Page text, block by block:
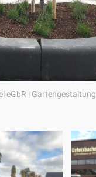
eGbR | Gartengestaltung